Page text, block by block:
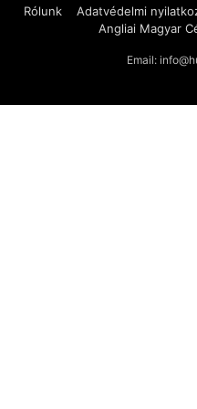
Rólunk Adatvédelmi
Angliai Magyar
Email: